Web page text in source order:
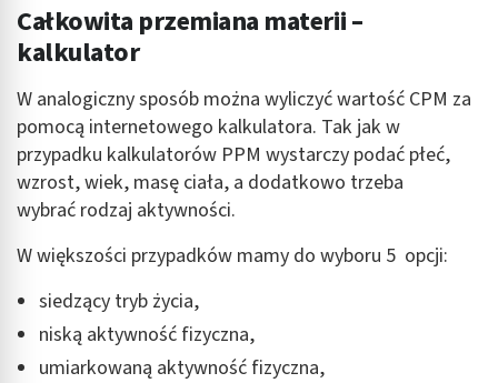
Całkowita przemiana materii –
kalkulator
W analogiczny sposób można wyliczyć wartość CPM za
pomocą internetowego kalkulatora. Tak jak w
przypadku kalkulatorów PPM wystarczy podać płeć,
wzrost, wiek, masę ciała, a dodatkowo trzeba
wybrać rodzaj aktywności.
W większości przypadków mamy do wyboru 5 opcji:
siedzący tryb życia,
niską aktywność fizyczna,
umiarkowaną aktywność fizyczna,